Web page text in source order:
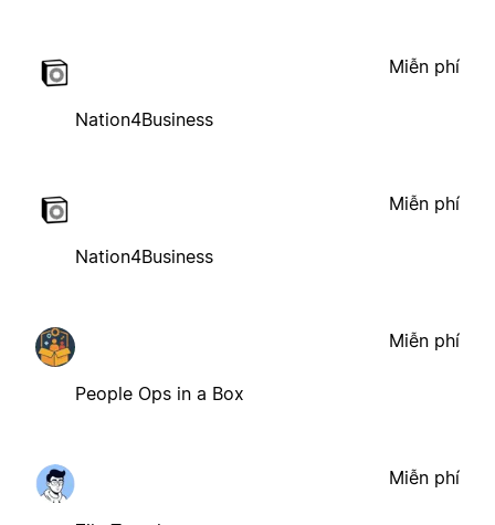
Nation4Business
Miễn phí
Nation4Business
Miễn phí
People Ops in a Box
Miễn phí
Miễn phí